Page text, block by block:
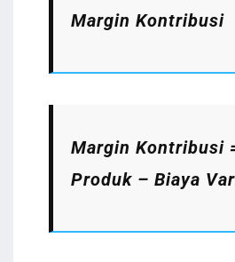
Margin Kontribusi
Margin Kontribusi
Produk – Biaya